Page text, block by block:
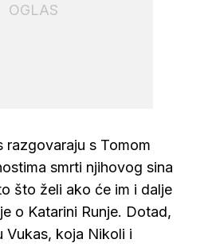
OGLAS
razgovaraju s Tomom
smrti njihovog sina
što želi ako će im i dalje
o Katarini Runje. Dotad,
Vukas, koja Nikoli i